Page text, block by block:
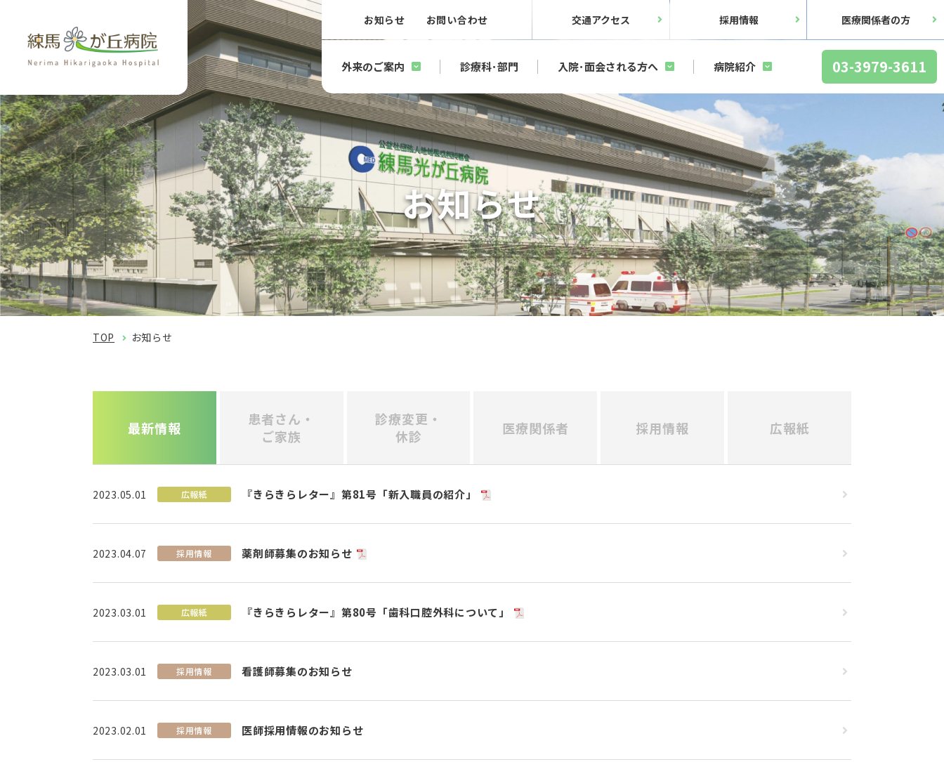
お知らせ お問い合わせ 交通アクセス 採用情報 医療関係者の方
外来のご案内 診療科･部門 入院･面会される方へ 病院紹介 03-3979-3611
お知らせ
TOP お知らせ
最新情報
患者さん・
ご家族
診療変更・
休診
医療関係者 採用情報 広報紙
2023.05.01 広報紙 『きらきらレター』第81号「新入職員の紹介」
2023.04.07 採用情報 薬剤師募集のお知らせ
2023.03.01 広報紙 『きらきらレター』第80号「歯科口腔外科について」
2023.03.01 採用情報 看護師募集のお知らせ
2023.02.01 採用情報 医師採用情報のお知らせ